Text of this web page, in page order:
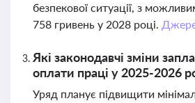
безпекової ситуації, з
758 гривень у 2028 році.
Які законодавчі зміни
оплати праці у 2025-2026
Уряд планує підвищити